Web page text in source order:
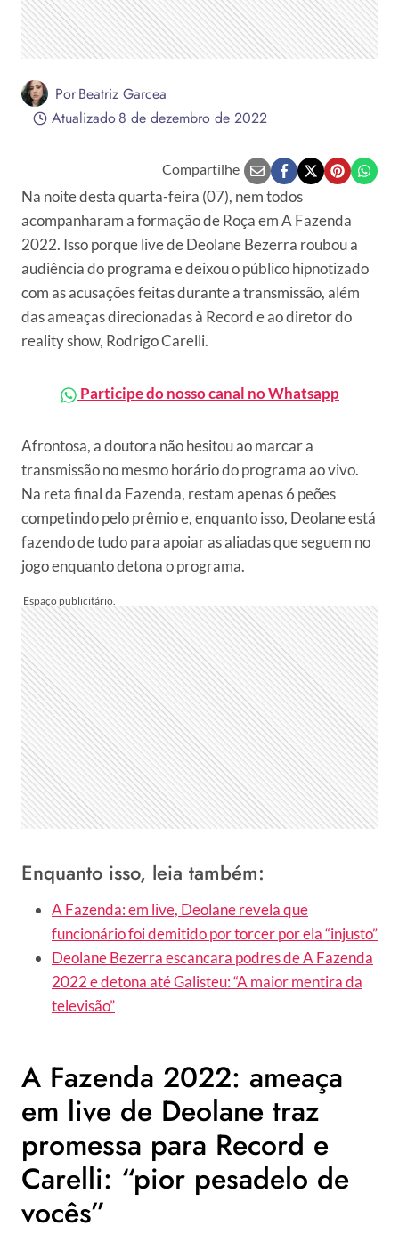
PorBeatriz Garcea
Atualizado8 de dezembro de 2022
Compartilhe
Na noite desta quarta-feira (07), nem todos
acompanharam a formação de Roça em A Fazenda
2022. Isso porque live de Deolane Bezerra roubou a
audiência do programa e deixou o público hipnotizado
com as acusações feitas durante a transmissão, além
das ameaças direcionadas à Record e ao diretor do
reality show, Rodrigo Carelli.
Participe do nosso canal no Whatsapp
Afrontosa, a doutora não hesitou ao marcar a
transmissão no mesmo horário do programa ao vivo.
Na reta final da Fazenda, restam apenas 6 peões
competindo pelo prêmio e, enquanto isso, Deolane está
fazendo de tudo para apoiar as aliadas que seguem no
jogo enquanto detona o programa.
Enquanto isso, leia também:
A Fazenda: em live, Deolane revela que
funcionário foi demitido por torcer por ela “injusto”
Deolane Bezerra escancara podres de A Fazenda
2022 e detona até Galisteu: “A maior mentira da
televisão”
A Fazenda 2022: ameaça
em live de Deolane traz
promessa para Record e
Carelli: “pior pesadelo de
vocês”